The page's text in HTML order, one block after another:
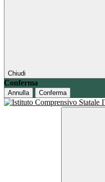
Chiudi
Conferma
Annulla Conferma